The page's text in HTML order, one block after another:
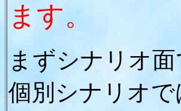
ます。
まずシナリオ
個別シナリオ